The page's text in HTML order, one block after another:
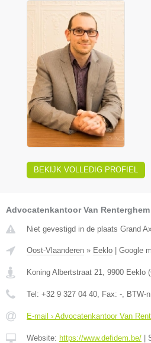
BEKIJK VOLLEDIG PROFIEL
Advocatenkantoor Van Renterghem
Niet gevestigd in de plaats Grand
Oost-Vlaanderen » Eeklo Google
Koning Albertstraat 21 9900 Eeklo (
Tel: +32 9 327 04 40 , Fax: - , BTW-
E-mail › Advocatenkantoor Van
Website: https://www.defidem.be/